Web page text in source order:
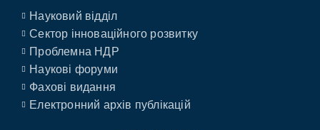
Науковий відділ
Сектор інноваційного розвитку
Проблемна НДР
Наукові форуми
Фахові видання
Електронний архів публікацій